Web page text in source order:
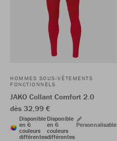
HOMMES SOUS-VÊTEMENTS
FONCTIONNELS
JAKO Collant Comfort 2.0
dès 32,99 €
Disponible
en 6
couleurs
différentes
Disponible
en 6
couleurs
différentes
Personnalisable